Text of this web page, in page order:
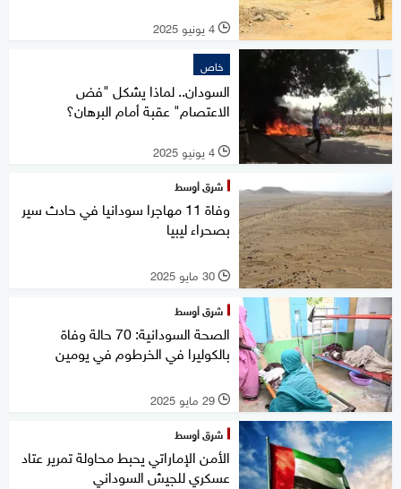
l 4 يونيو 2025
خاص
السودان.. لماذا يشكل "فض
الاعتصام" عقبة أمام البرهان؟
l 4 يونيو 2025
شرق أوسط
وفاة 11 مهاجرا سودانيا في حادث سير
بصحراء ليبيا
l 30 مايو 2025
شرق أوسط
الصحة السودانية: 70 حالة وفاة
بالكوليرا في الخرطوم في يومين
l 29 مايو 2025
شرق أوسط
الأمن الإماراتي يحبط محاولة تمرير عتاد
عسكري للجيش السوداني